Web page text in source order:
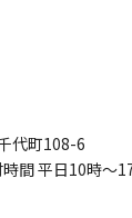
代町108-6
間 平日10時～